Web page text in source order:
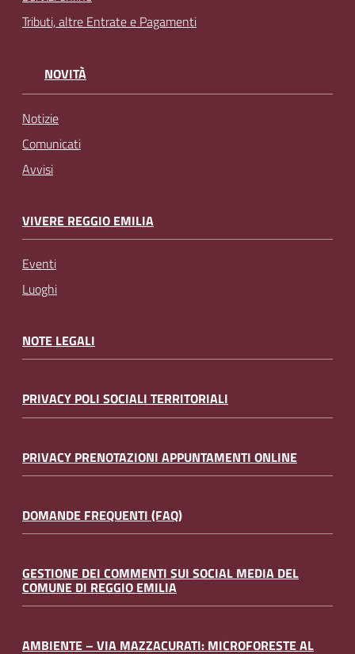
Tributi, altre Entrate e Pagamenti
NOVITÀ
Notizie
Comunicati
Avvisi
VIVERE REGGIO EMILIA
Eventi
Luoghi
NOTE LEGALI
PRIVACY POLI SOCIALI TERRITORIALI
PRIVACY PRENOTAZIONI APPUNTAMENTI ONLINE
DOMANDE FREQUENTI (FAQ)
GESTIONE DEI COMMENTI SUI SOCIAL MEDIA DEL
COMUNE DI REGGIO EMILIA
AMBIENTE – VIA MAZZACURATI: MICROFORESTE AL